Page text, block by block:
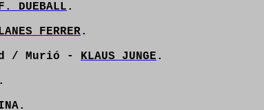
DUEBALL .
FERRER.
/ Murió - KLAUS JUNGE .